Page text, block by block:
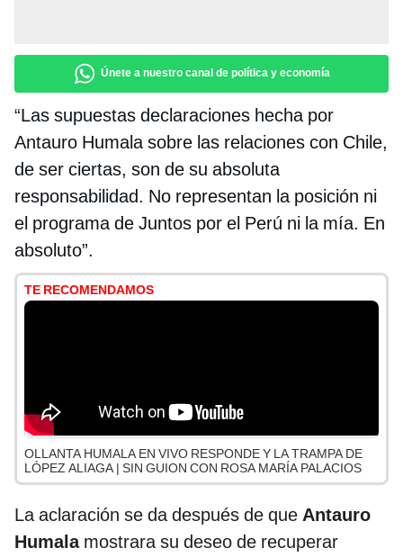
Únete a nuestro canal de política y economía
“Las supuestas declaraciones hecha por
Antauro Humala sobre las relaciones con Chile,
de ser ciertas, son de su absoluta
responsabilidad. No representan la posición ni
el programa de Juntos por el Perú ni la mía. En
absoluto”.
TE RECOMENDAMOS
OLLANTA HUMALA EN VIVO RESPONDE Y LA TRAMPA DE
LÓPEZ ALIAGA | SIN GUION CON ROSA MARÍA PALACIOS
La aclaración se da después de que Antauro
Humalamostrara su deseo de recuperar